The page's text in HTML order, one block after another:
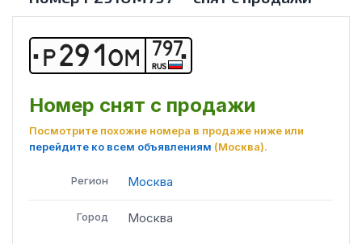
Р29 1 ОМ 797
RUS
Номер снят с продажи
Посмотрите похожие номера в продаже ниже или
перейдите ко всем объявлениям (Москва).
Регион Москва
Город Москва